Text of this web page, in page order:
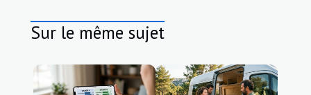
Sur le même sujet